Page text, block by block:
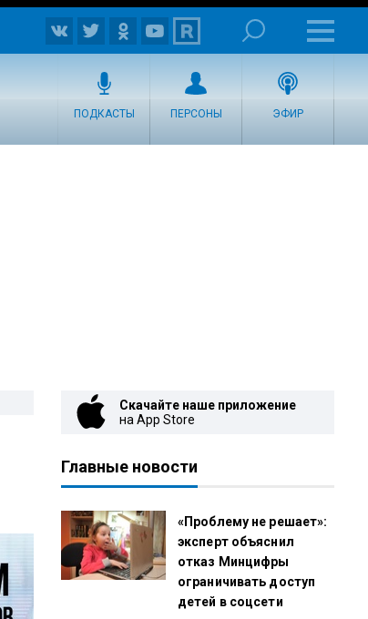
ПОДКАСТЫ ПЕРСОНЫ ЭФИР
Скачайте наше приложение
на App Store
Главные новости
«Проблему не решает»:
эксперт объяснил
отказ Минцифры
ограничивать доступ
детей в соцсети